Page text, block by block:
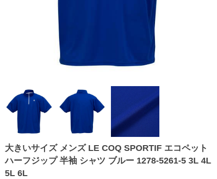
大きいサイズ メンズ LE COQ SPORTIF エコペット
ハーフジップ 半袖 シャツ ブルー 1278-5261-5 3L 4L
5L 6L